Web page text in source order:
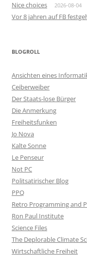
Nice choices 2026-08-04
Vor 8 jahren auf FB
BLOGROLL
Ansichten eines
Ceiberweiber
Der Staats-lose Bürger
Die Anmerkung
Freiheitsfunken
Jo Nova
Kalte Sonne
Le Penseur
Not PC
Politsatirischer Blog
PPQ
Retro Programming and
Ron Paul Institute
Science Files
The Deplorable Climate
Wirtschaftliche Freiheit